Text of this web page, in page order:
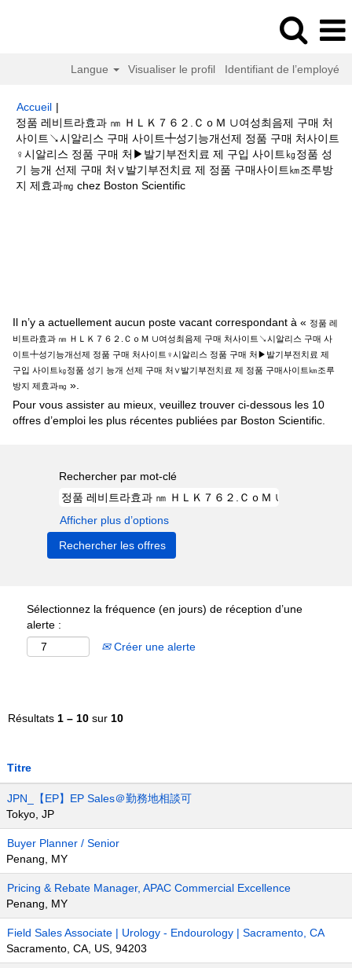
Langue Visualiser le profil Identifiant de l’employé
Accueil |
정품 레비트라효과 ㎚ ＨＬＫ７６２.ＣｏＭ ∪여성최음제 구매 처
사이트↘시알리스 구매 사이트╇성기능개선제 정품 구매 처사이트
♀시알리스 정품 구매 처▶발기부전치료 제 구입 사이트㎏정품 성
기 능개 선제 구매 처∨발기부전치료 제 정품 구매사이트㎞조루방
지 제효과㎎ chez Boston Scientific(page
Il n’y a actuellement aucun poste vacant correspondant à « 정품 레
비트라효과 ㎚ ＨＬＫ７６２.ＣｏＭ ∪여성최음제 구매 처사이트↘시알리스 구매 사
이트╇성기능개선제 정품 구매 처사이트♀시알리스 정품 구매 처▶발기부전치료 제
구입 사이트㎏정품 성기 능개 선제 구매 처∨발기부전치료 제 정품 구매사이트㎞조루
방지 제효과㎎ ».
Pour vous assister au mieux, veuillez trouver ci-dessous les 10
offres d’emploi les plus récentes publiées par Boston Scientific.
Rechercher par mot-clé
Afficher plus d’options
Sélectionnez la fréquence (en jours) de réception d’une
alerte :
Créer une alerte
Résultats 1 – 10 sur 10
Titre
JPN_【EP】EP Sales＠勤務地相談可
Tokyo, JP
Buyer Planner / Senior
Penang, MY
Pricing & Rebate Manager, APAC Commercial Excellence
Penang, MY
Field Sales Associate | Urology - Endourology | Sacramento, CA
Sacramento, CA, US, 94203